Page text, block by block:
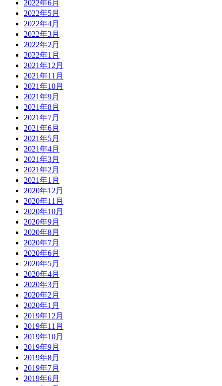
2022年6月
2022年5月
2022年4月
2022年3月
2022年2月
2022年1月
2021年12月
2021年11月
2021年10月
2021年9月
2021年8月
2021年7月
2021年6月
2021年5月
2021年4月
2021年3月
2021年2月
2021年1月
2020年12月
2020年11月
2020年10月
2020年9月
2020年8月
2020年7月
2020年6月
2020年5月
2020年4月
2020年3月
2020年2月
2020年1月
2019年12月
2019年11月
2019年10月
2019年9月
2019年8月
2019年7月
2019年6月